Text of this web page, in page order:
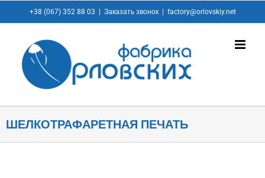
+38 (067) 352 88 03 Заказать звонок factory@orlovskiy.net
ШЕЛКОТРАФАРЕТНАЯ ПЕЧАТЬ